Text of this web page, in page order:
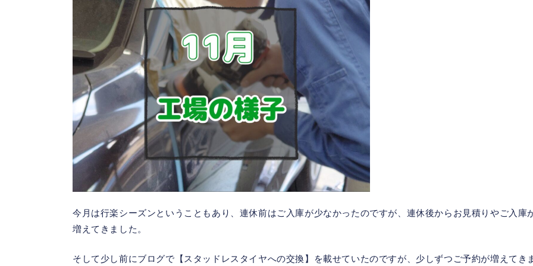
今月は行楽シーズンということもあり、連休前はご入庫が少なかったのですが、連休後からお見積りやご入庫
増えてきました。
そして少し前にブログで【スタッドレスタイヤへの交換】を載せていたのですが、少しずつご予約が増えてき